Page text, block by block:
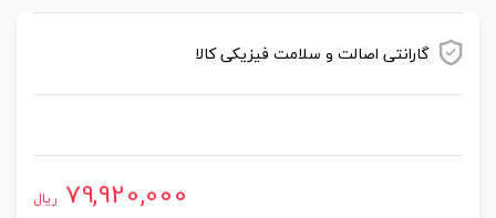
گارانتی اصالت و سلامت فیزیکی کالا
79,920,000 ریال